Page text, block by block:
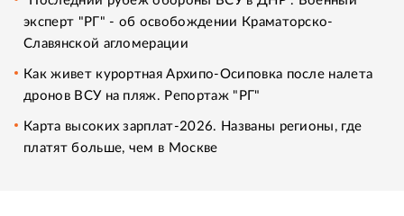
эксперт "РГ" - об освобождении Краматорско-
Славянской агломерации
Как живет курортная Архипо-Осиповка после налета
дронов ВСУ на пляж. Репортаж "РГ"
Карта высоких зарплат-2026. Названы регионы, где
платят больше, чем в Москве